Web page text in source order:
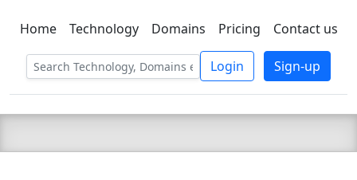
C LIEN TSBEE
Home Technology Domains Pricing Contact us
Login Sign-up